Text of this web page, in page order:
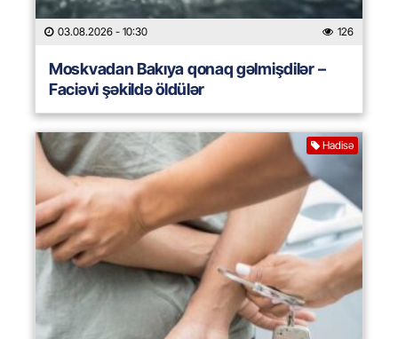
03.08.2026 - 10:30 126
Moskvadan Bakıya qonaq gəlmişdilər –
Faciəvi şəkildə öldülər
Hadisə